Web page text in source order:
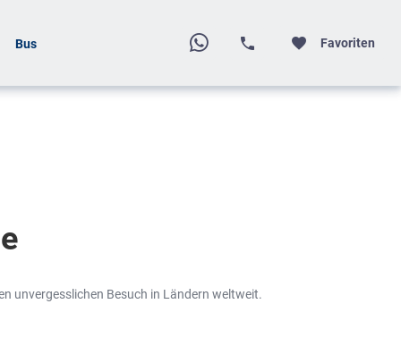
Bus Favoriten
unvergesslichen Besuch in Ländern weltweit.